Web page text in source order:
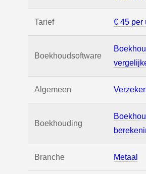
Tarief € 45 per
Boekhoudsoftware
Algemeen
Boekhouding
Branche Metaal